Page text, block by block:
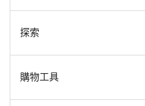
獎勵
Canyon 工作一覽
探索
最新消息 & 故事
購物工具